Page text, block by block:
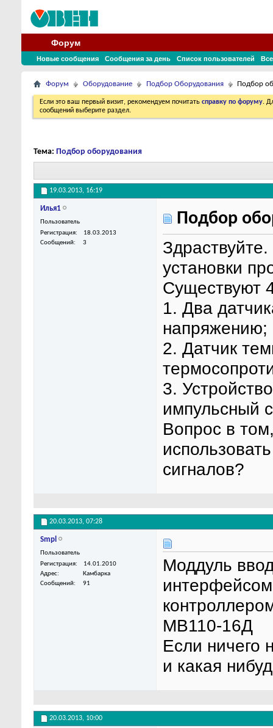
Форум
Новые сообщения Сообщения за день Список пользователей
Форум Оборудование Подбор Оборудования Подбор
Если это ваш первый визит, рекомендуем почитать справку по форуму.
сообщений выберите раздел.
Тема: Подбор оборудования
19.03.2013, 16:19
Илья1
Пользователь
Регистрация
18.03.2013
Сообщений
3
Подбор
установки
Существуют
1. Два
напряжению;
2. Датчик
3.
импульсный
Вопрос в
сигналов?
20.03.2013, 07:28
Smpl
Пользователь
Регистрация
14.01.2010
Адрес
Камбарка
Сообщений
91
Моддуль
МВ110-16Д
Если ничего
и какая
20.03.2013, 10:00